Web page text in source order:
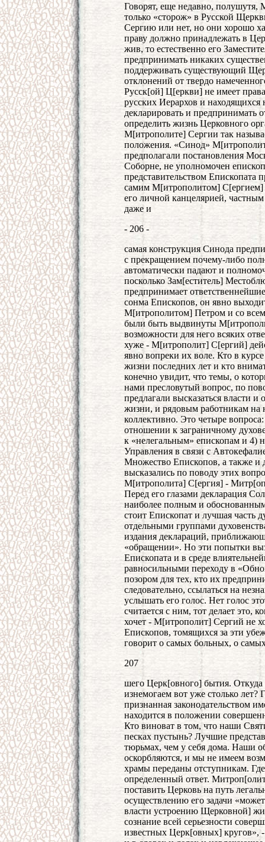
Говорят, еще недавно, полушутя,
только «сторож» в Русской
Сергию или нет, но они хорошо
праву должно принадлежать в
жив, то естественно его
предпринимать никаких
поддерживать существующий
отклонений от твердо
Русск[ой] Ц[еркви] не имеет
русских Иерархов и находящихся
декларировать и предпринимать
определить жизнь Церковного
М[итрополите] Сергии так
положения. «Синод»
предполагали постановления
Соборне, не уполномочен
представительством
самим М[итрополитом] С[ергием]
его личной канцелярией,
даже и
- 206 -
самая конструкция Синода
с прекращением почему-либо
автоматически падают и
посколько Зам[еститель]
предпринимает
сонма Епископов, он явно
М[итрополитом] Петром и со
были быть выдвинуты
возможности для него всяких
хуже - М[итрополит] С[ергий]
явно вопреки их воле. Кто в
жизни последних лет и кто
конечно увидит, что темы, о
нами пресловутый вопрос, по
предлагали высказаться власти
жизни, и рядовым работникам на
коллективно. Это четыре
отношении к заграничному
к «нелегальным» епископам и
Управления в связи с
Множество Епископов, а также и
высказались по поводу этих
М[итрополита] С[ергия] -
Перед его глазами декларация
наиболее полным и
стоит Епископат и лучшая часть
отдельными группами
издания деклараций,
«обращении». Но эти попытки
Епископата и в среде
равносильными переходу в
позором для тех, кто их
следовательно, ссылаться на
услышать его голос. Нет голос
считается с ним, тот делает это,
хочет - М[итрополит] Сергий не
Епископов, томящихся за эти
говорит о самых больных, о
207
шего Церк[овного] бытия.
изнемогаем вот уже столько
признанная законодательством
находится в положении
Кто виноват в том, что наши
песках пустынь? Лучшие
тюрьмах, чем у себя дома. Наши
оскорбляются, и мы не имеем
храмы переданы отступникам.
определенный ответ.
поставить Церковь на путь
осуществлению его задачи
власти устроению Щерковной]
сознание всей серьезности
известных Церк[овных] кругов»,